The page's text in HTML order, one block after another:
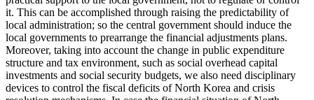
it. This can be accomplished through raising the predictability of
local administration; so the central government should induce the
local governments to prearrange the financial adjustments plans.
Moreover, taking into account the change in public expenditure
structure and tax environment, such as social overhead capital
investments and social security budgets, we also need disciplinary
devices to control the fiscal deficits of North Korea and crisis